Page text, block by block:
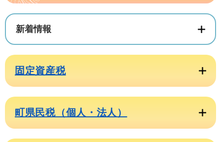
新着情報
固定資産税
町県民税（個人・法人）